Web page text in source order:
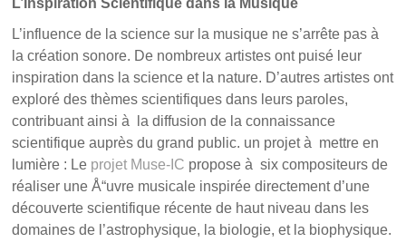
L’Inspiration Scientifique dans la Musique
L’influence de la science sur la musique ne s’arrête pas à
la création sonore. De nombreux artistes ont puisé leur
inspiration dans la science et la nature. D’autres artistes ont
exploré des thèmes scientifiques dans leurs paroles,
contribuant ainsi à la diffusion de la connaissance
scientifique auprès du grand public. un projet à mettre en
lumière : Le projet Muse-IC propose à six compositeurs de
réaliser une Å“uvre musicale inspirée directement d’une
découverte scientifique récente de haut niveau dans les
domaines de l’astrophysique, la biologie, et la biophysique.